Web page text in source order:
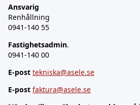
Ansvarig
Renhållning
0941-140 55
Fastighetsadmin.
0941-140 00
E-post tekniska@asele.se
E-post faktura@asele.se